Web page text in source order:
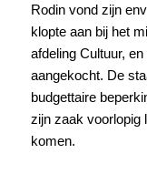
Rodin vond zijn
klopte aan bij het
afdeling Cultuur,
aangekocht. De
budgettaire
zijn zaak voorlopig
komen.